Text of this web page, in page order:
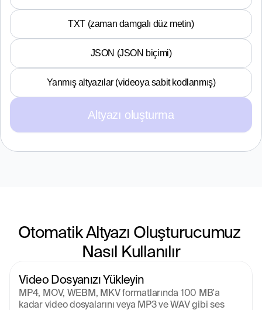
TXT (zaman damgalı düz metin)
JSON (JSON biçimi)
Yanmış altyazılar (videoya sabit kodlanmış)
Altyazı oluşturma
Otomatik Altyazı Oluşturucumuz
Nasıl Kullanılır
Video Dosyanızı Yükleyin
MP4, MOV, WEBM, MKV formatlarında 100 MB'a
kadar video dosyalarını veya MP3 ve WAV gibi ses